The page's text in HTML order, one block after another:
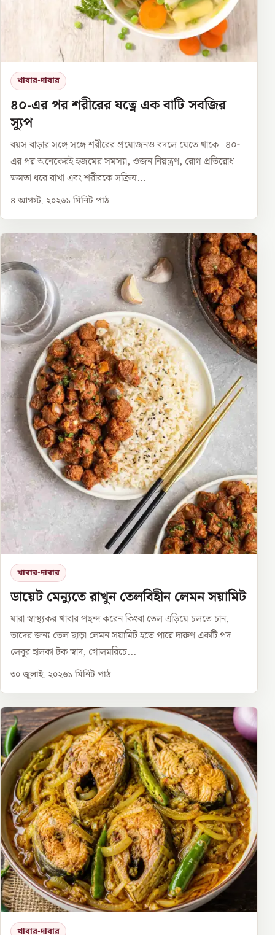
খাবার-দাবার
৪০-এর পর শরীরের যত্নে এক বাটি সবজির
স্যুপ
বয়স বাড়ার সঙ্গে সঙ্গে শরীরের প্রয়োজনও বদলে যেতে থাকে। ৪০-
এর পর অনেকেরই হজমের সমস্যা, ওজন নিয়ন্ত্রণ, রোগ প্রতিরোধ
ক্ষমতা ধরে রাখা এবং শরীরকে সক্রিয...
৪ আগস্ট, ২০২৬১ মিনিট পাঠ
খাবার-দাবার
ডায়েট মেন্যুতে রাখুন তেলবিহীন লেমন সয়ামিট
যারা স্বাস্থ্যকর খাবার পছন্দ করেন কিংবা তেল এড়িয়ে চলতে চান,
তাদের জন্য তেল ছাড়া লেমন সয়ামিট হতে পারে দারুণ একটি পদ।
লেবুর হালকা টক স্বাদ, গোলমরিচে...
৩০ জুলাই, ২০২৬১ মিনিট পাঠ
খাবার-দাবার